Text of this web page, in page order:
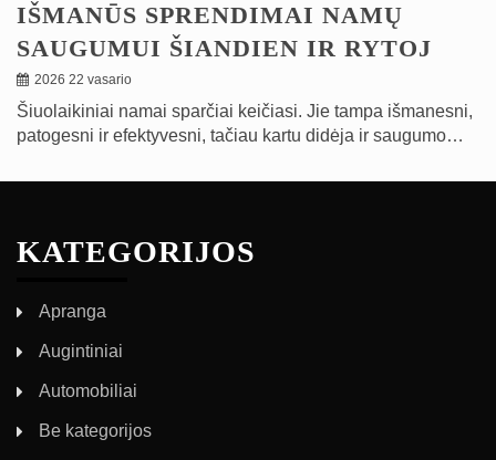
IŠMANŪS SPRENDIMAI NAMŲ
SAUGUMUI ŠIANDIEN IR RYTOJ
2026 22 vasario
Šiuolaikiniai namai sparčiai keičiasi. Jie tampa išmanesni,
patogesni ir efektyvesni, tačiau kartu didėja ir saugumo…
KATEGORIJOS
Apranga
Augintiniai
Automobiliai
Be kategorijos